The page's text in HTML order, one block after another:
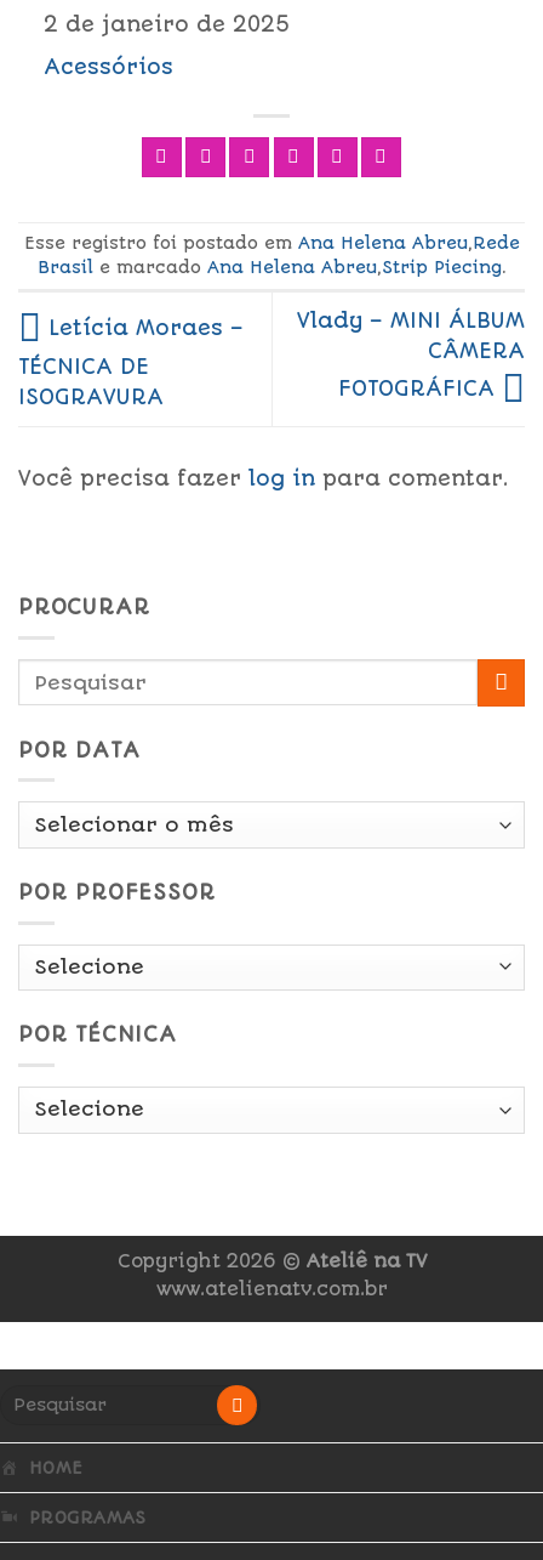
2 de janeiro de 2025
Acessórios
Esse registro foi postado em Ana Helena Abreu,Rede
Brasile marcado Ana Helena Abreu,Strip Piecing.
Letícia Moraes –
TÉCNICA DE
ISOGRAVURA
Vlady – MINI ÁLBUM
CÂMERA
FOTOGRÁFICA
Você precisa fazer log in para comentar.
PROCURAR
POR DATA
Por
POR PROFESSOR
POR TÉCNICA
Copyright 2026 © Ateliê na TV
www.atelienatv.com.br
HOME
PROGRAMAS